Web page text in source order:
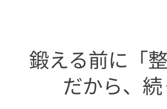
鍛える前に「整
だから、続